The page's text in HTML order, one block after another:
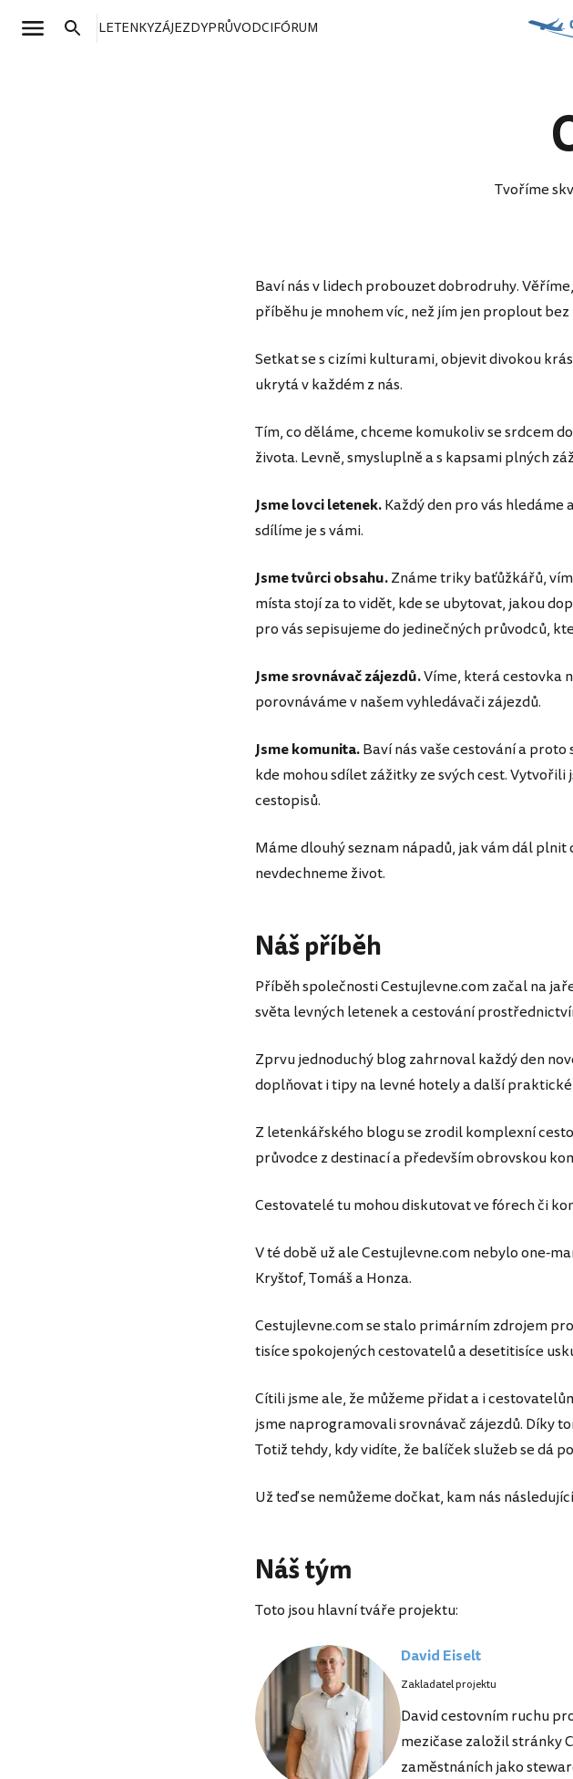
LETENKYZÁJEZDYPRŮVODCIFÓRUM
Tvoříme
Baví nás v lidech probouzet dobrodruhy.
příběhu je mnohem víc, než jím jen proplout
Setkat se s cizími kulturami, objevit divokou
ukrytá v každém z nás.
Tím, co děláme, chceme komukoliv se srdcem
života. Levně, smysluplně a s kapsami plných
Jsme lovci letenek.Každý den pro vás
sdílíme je s vámi.
Jsme tvůrci obsahu.Známe triky baťůžkářů,
místa stojí za to vidět, kde se ubytovat, jakou
pro vás sepisujeme do jedinečných průvodců,
Jsme srovnávač zájezdů.Víme, která cestovka
porovnáváme v našem vyhledávači zájezdů.
Jsme komunita.Baví nás vaše cestování a
kde mohou sdílet zážitky ze svých cest.
cestopisů.
Máme dlouhý seznam nápadů, jak vám dál
nevdechneme život.
Náš příběh
Příběh společnosti Cestujlevne.com začal na
světa levných letenek a cestování
Zprvu jednoduchý blog zahrnoval každý den
doplňovat i tipy na levné hotely a další
Z letenkářského blogu se zrodil komplexní
průvodce z destinací a především obrovskou
Cestovatelé tu mohou diskutovat ve fórech či
V té době už ale Cestujlevne.com nebylo one-
Kryštof, Tomáš a Honza.
Cestujlevne.com se stalo primárním zdrojem
tisíce spokojených cestovatelů a desetitisíce
Cítili jsme ale, že můžeme přidat a i
jsme naprogramovali srovnávač zájezdů. Díky
Totiž tehdy, kdy vidíte, že balíček služeb se dá
Už teď se nemůžeme dočkat, kam nás
Náš tým
Toto jsou hlavní tváře projektu:
David Eiselt
Zakladatel projektu
David cestovním ruchu
mezičase založil stránky
zaměstnáních jako